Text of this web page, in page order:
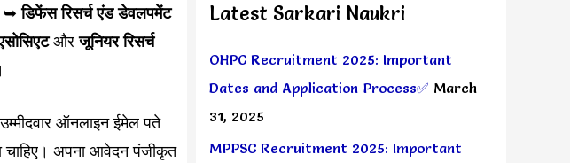
➥ डिफेंस रिसर्च एंड डेवलपमेंट
औरजूनियर रिसर्च
ऑनलाइन ईमेल पते
चाहिए। अपना आवेदन पंजीकृत
Latest Sarkari Naukri
OHPC Recruitment 2025: Important
Dates and Application Process✅ March
31, 2025
MPPSC Recruitment 2025: Important